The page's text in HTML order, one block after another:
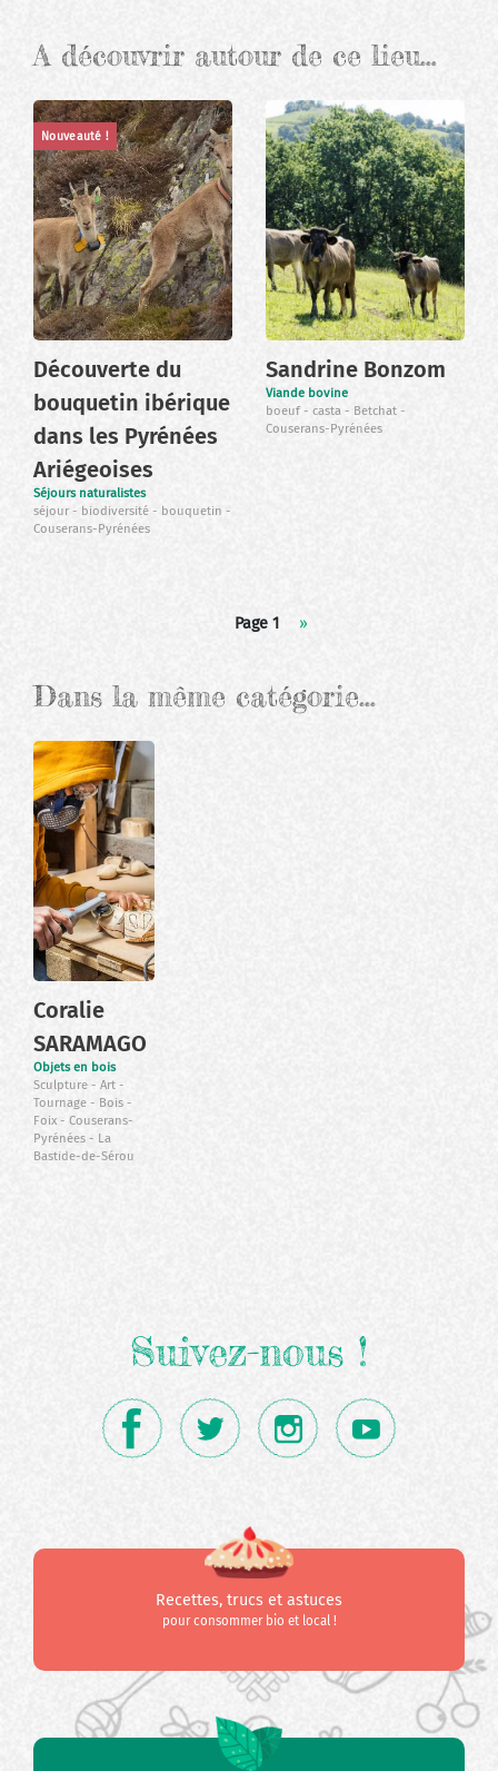
A découvrir autour de ce lieu…
Nouveauté !
Découverte du
bouquetin ibérique
dans les Pyrénées
Ariégeoises
Séjours naturalistes
séjour
biodiversité
bouquetin
Couserans-Pyrénées
Sandrine Bonzom
Viande bovine
boeuf
casta
Betchat
Couserans-Pyrénées
Page 1
Page
››
Dans la même catégorie…
Coralie
SARAMAGO
Objets en bois
Sculpture
Art
Tournage
Bois
Foix
Couserans-
Pyrénées
La
Bastide-de-Sérou
Suivez-nous !
Recettes, trucs et astuces
pour consommer bio et local !